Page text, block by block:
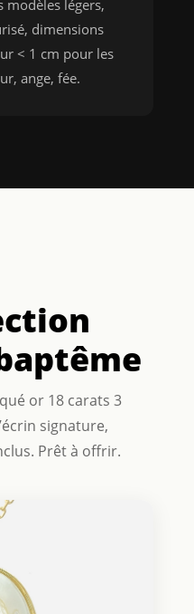
modèles légers,
dimensions
< 1 cm pour les
ange, fée.
or 18 carats 3
signature,
Prêt à offrir.